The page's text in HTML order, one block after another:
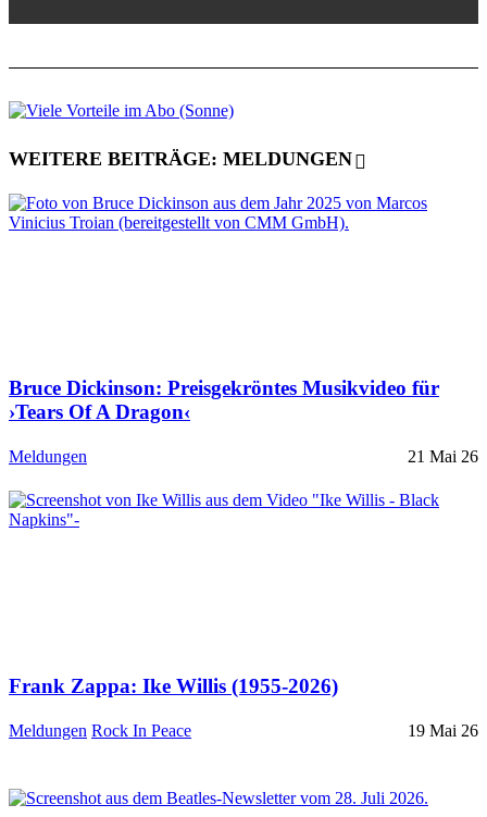
WEITERE BEITRÄGE: MELDUNGEN
Bruce Dickinson: Preisgekröntes Musikvideo für
›Tears Of A Dragon‹
Meldungen 21 Mai 26
Frank Zappa: Ike Willis (1955-2026)
Meldungen Rock In Peace 19 Mai 26